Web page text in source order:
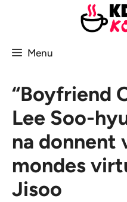
Menu
“Boyfriend
Lee Soo-
na donnent
mondes
Jisoo